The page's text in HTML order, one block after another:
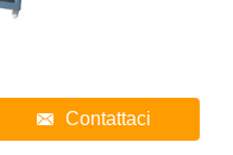
Contattaci